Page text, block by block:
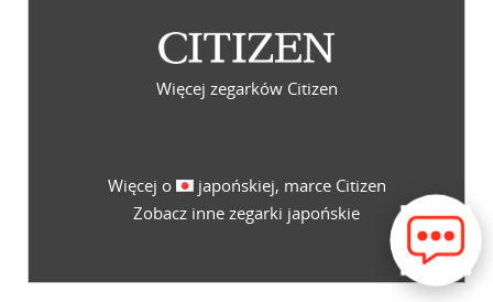
Więcej zegarków Citizen
Więcej o
japońskiej, marce Citizen
Zobacz inne zegarki japońskie